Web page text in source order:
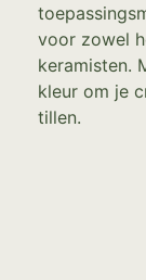
voor zowel
keramisten.
kleur om je
tillen.